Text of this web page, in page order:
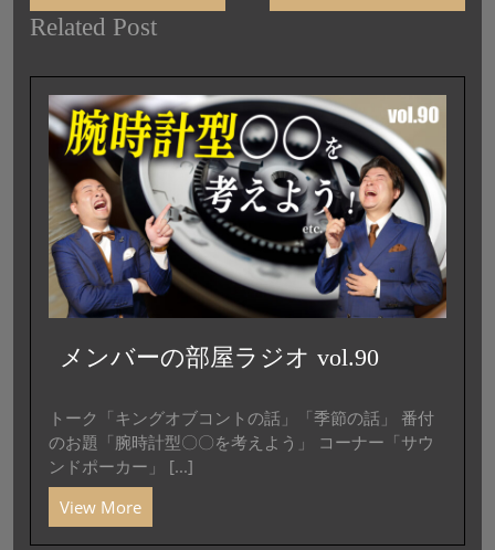
Related Post
メンバーの部屋ラジオ vol.90
トーク「キングオブコントの話」「季節の話」 番付
のお題「腕時計型〇〇を考えよう」 コーナー「サウ
ンドポーカー」 [...]
View More